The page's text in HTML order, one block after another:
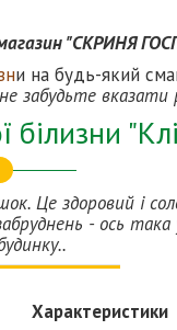
"СКРИНЯ
и на будь-який
забудьте вказати
Це здоровий і
- ось така
Характеристики